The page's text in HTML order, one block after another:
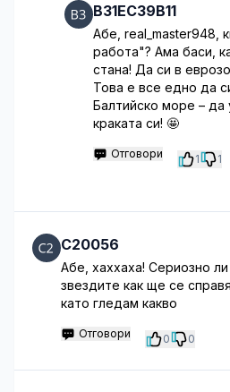
B31EC39B11
Абе, real_master948,
работа"? Ама баси,
стана! Да си в
Това е все едно да
Балтийско море –
краката си! 🤩
Отговори 1 1
C20056
Абе, хаххаха! Сериозно
звездите как ще се
като гледам какво
Отговори 0 0